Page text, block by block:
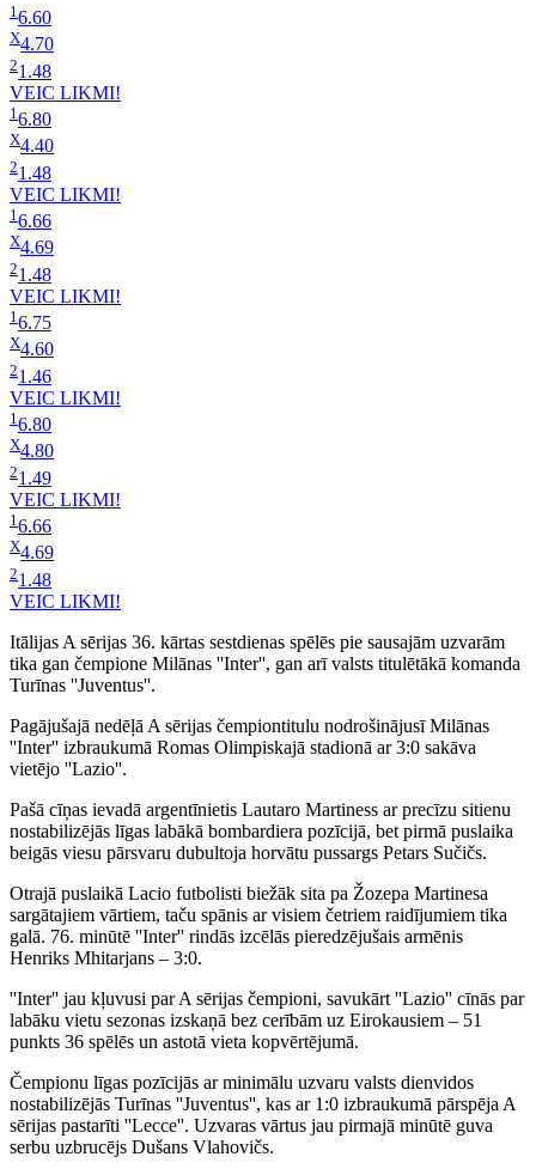
1 6.60
X4.70
21.48
VEIC LIKMI!
1 6.80
X4.40
21.48
VEIC LIKMI!
1 6.66
X4.69
21.48
VEIC LIKMI!
1 6.75
X4.60
21.46
VEIC LIKMI!
1 6.80
X4.80
21.49
VEIC LIKMI!
1 6.66
X4.69
21.48
VEIC LIKMI!
Itālijas A sērijas 36. kārtas sestdienas spēlēs pie sausajām uzvarām
tika gan čempione Milānas ''Inter'', gan arī valsts titulētākā komanda
Turīnas ''Juventus''.
Pagājušajā nedēļā A sērijas čempiontitulu nodrošinājusī Milānas
''Inter'' izbraukumā Romas Olimpiskajā stadionā ar 3:0 sakāva
vietējo ''Lazio''.
Pašā cīņas ievadā argentīnietis Lautaro Martiness ar precīzu sitienu
nostabilizējās līgas labākā bombardiera pozīcijā, bet pirmā puslaika
beigās viesu pārsvaru dubultoja horvātu pussargs Petars Sučičs.
Otrajā puslaikā Lacio futbolisti biežāk sita pa Žozepa Martinesa
sargātajiem vārtiem, taču spānis ar visiem četriem raidījumiem tika
galā. 76. minūtē ''Inter'' rindās izcēlās pieredzējušais armēnis
Henriks Mhitarjans – 3:0.
''Inter'' jau kļuvusi par A sērijas čempioni, savukārt ''Lazio'' cīnās par
labāku vietu sezonas izskaņā bez cerībām uz Eirokausiem – 51
punkts 36 spēlēs un astotā vieta kopvērtējumā.
Čempionu līgas pozīcijās ar minimālu uzvaru valsts dienvidos
nostabilizējās Turīnas ''Juventus'', kas ar 1:0 izbraukumā pārspēja A
sērijas pastarīti ''Lecce''. Uzvaras vārtus jau pirmajā minūtē guva
serbu uzbrucējs Dušans Vlahovičs.